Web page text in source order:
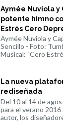
Aymée Nuviola y
potente himno
Estrés Cero
Aymée Nuviola y
Sencillo - Foto:
Musical: "Cero
La nueva
rediseñada
Del 10 al 14 de
para el verano
autor, los